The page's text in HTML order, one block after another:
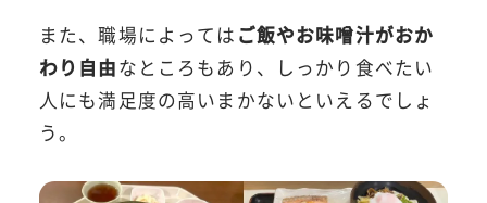
また、職場によっては ご飯やお味噌汁がおか
わり自由なところもあり、しっかり食べたい
人にも満足度の高いまかないといえるでしょ
う。